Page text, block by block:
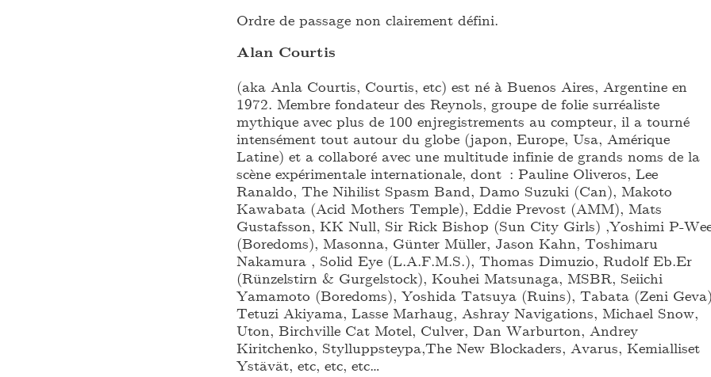
Ordre de passage non clairement défini.
Alan Courtis
(aka Anla Courtis, Courtis, etc) est né à Buenos Aires, Argentine en
1972. Membre fondateur des Reynols, groupe de folie surréaliste
mythique avec plus de 100 enjregistrements au compteur, il a tourné
intensément tout autour du globe (japon, Europe, Usa, Amérique
Latine) et a collaboré avec une multitude infinie de grands noms de la
scène expérimentale internationale, dont : Pauline Oliveros, Lee
Ranaldo, The Nihilist Spasm Band, Damo Suzuki (Can), Makoto
Kawabata (Acid Mothers Temple), Eddie Prevost (AMM), Mats
Gustafsson, KK Null, Sir Rick Bishop (Sun City Girls) ,Yoshimi P-
(Boredoms), Masonna, Günter Müller, Jason Kahn, Toshimaru
Nakamura , Solid Eye (L.A.F.M.S.), Thomas Dimuzio, Rudolf Eb.Er
(Rünzelstirn & Gurgelstock), Kouhei Matsunaga, MSBR, Seiichi
Yamamoto (Boredoms), Yoshida Tatsuya (Ruins), Tabata (Zeni
Tetuzi Akiyama, Lasse Marhaug, Ashray Navigations, Michael Snow,
Uton, Birchville Cat Motel, Culver, Dan Warburton, Andrey
Kiritchenko, Stylluppsteypa,The New Blockaders, Avarus, Kemialliset
Ystävät, etc, etc, etc…